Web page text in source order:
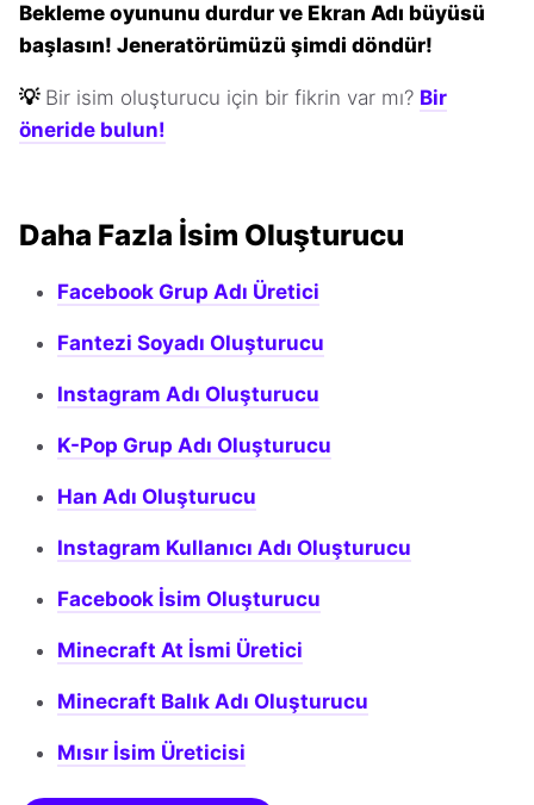
Bekleme oyununu durdur ve Ekran Adı büyüsü
başlasın! Jeneratörümüzü şimdi döndür!
💡 Bir isim oluşturucu için bir fikrin var mı? Bir
öneride bulun!
Daha Fazla İsim Oluşturucu
Facebook Grup Adı Üretici
Fantezi Soyadı Oluşturucu
Instagram Adı Oluşturucu
K-Pop Grup Adı Oluşturucu
Han Adı Oluşturucu
Instagram Kullanıcı Adı Oluşturucu
Facebook İsim Oluşturucu
Minecraft At İsmi Üretici
Minecraft Balık Adı Oluşturucu
Mısır İsim Üreticisi